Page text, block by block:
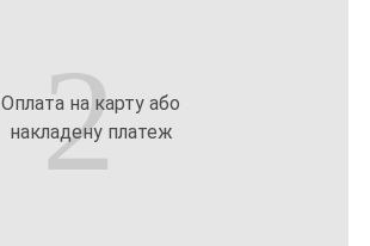
2
Оплата на карту або
накладену платеж